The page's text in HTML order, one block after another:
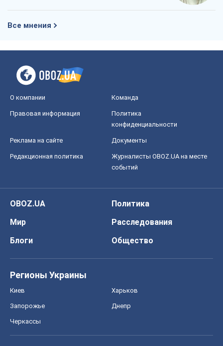
Все мнения
О компании Команда
Правовая информация
Политика
конфиденциальности
Реклама на сайте Документы
Редакционная политика
Журналисты OBOZ.UA на месте
событий
OBOZ.UA
Политика
Мир
Расследования
Блоги
Общество
Регионы Украины
Киев Харьков
Запорожье Днепр
Черкассы